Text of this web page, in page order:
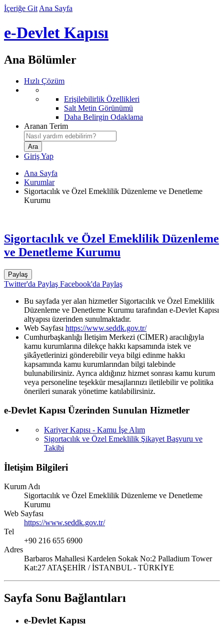
İçeriğe Git Ana Sayfa
e-Devlet Kapısı
Ana Bölümler
Hızlı Çözüm
Erişilebilirlik Özellikleri
Salt Metin Görünümü
Daha Belirgin Odaklama
Aranan Terim
Giriş Yap
Ana Sayfa
Kurumlar
Sigortacılık ve Özel Emeklilik Düzenleme ve Denetleme
Kurumu
Sigortacılık ve Özel Emeklilik Düzenleme
ve Denetleme Kurumu
Paylaş
Twitter'da Paylaş Facebook'da Paylaş
Bu sayfada yer alan hizmetler Sigortacılık ve Özel Emeklilik
Düzenleme ve Denetleme Kurumu tarafından e-Devlet Kapısı
altyapısı üzerinden sunulmaktadır.
Web Sayfası https://www.seddk.gov.tr/
Cumhurbaşkanlığı İletişim Merkezi (CİMER) aracılığıyla
kamu kurumlarına dilekçe hakkı kapsamında istek ve
şikâyetlerinizi gönderebilir veya bilgi edinme hakkı
kapsamında kamu kurumlarından bilgi talebinde
bulunabilirsiniz. Ayrıca aldığınız hizmet sonrası kamu kurum
veya personeline teşekkür mesajlarınızı iletilebilir ve politika
önerileri sunarak yönetime katılabilirsiniz.
e-Devlet Kapısı Üzerinden Sunulan Hizmetler
Kariyer Kapısı - Kamu İşe Alım
Sigortacılık ve Özel Emeklilik Şikayet Başvuru ve
Takibi
İletişim Bilgileri
Kurum Adı
Sigortacılık ve Özel Emeklilik Düzenleme ve Denetleme
Kurumu
Web Sayfası
https://www.seddk.gov.tr/
Tel
+90 216 655 6900
Adres
Barbaros Mahallesi Kardelen Sokak No:2 Palladium Tower
Kat:27 ATAŞEHİR / İSTANBUL - TÜRKİYE
Sayfa Sonu Bağlantıları
e-Devlet Kapısı